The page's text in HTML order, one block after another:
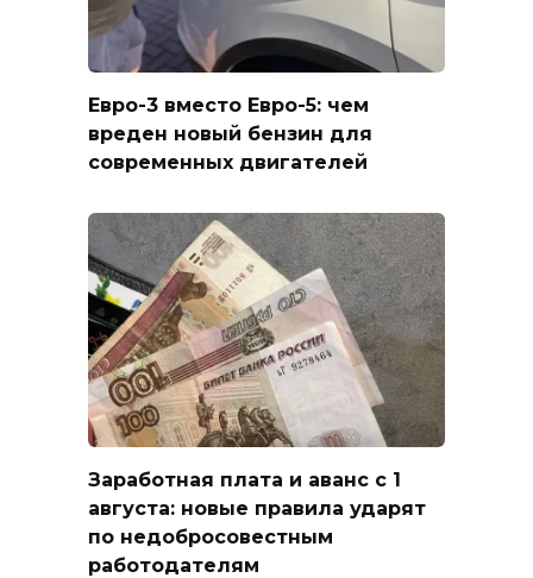
Евро-3 вместо Евро-5: чем
вреден новый бензин для
современных двигателей
Заработная плата и аванс с 1
августа: новые правила ударят
по недобросовестным
работодателям